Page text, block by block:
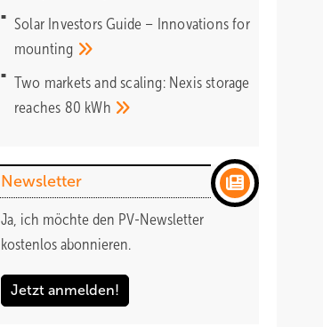
Solar Investors Guide – Innovations for
mounting
Two markets and scaling: Nexis storage
reaches 80 kWh
Newsletter
Ja, ich möchte den PV-Newsletter
kostenlos abonnieren.
Jetzt anmelden!